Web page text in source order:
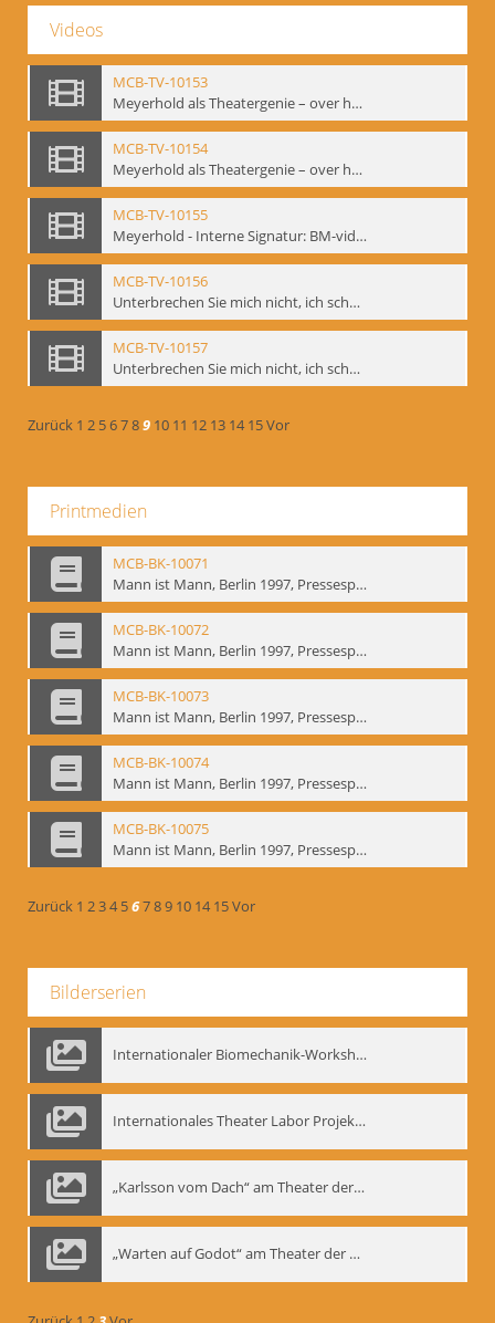
Videos
MCB-TV-10153
Meyerhold als Theatergenie – over het mechanik van de acteursexpressie, Ausschnitt 4 - Interne Signatur: BM-vid-108_A4
MCB-TV-10154
Meyerhold als Theatergenie – over het mechanik van de acteursexpressie, Ausschnitt 5 - Interne Signatur: BM-vid-108_A5
MCB-TV-10155
Meyerhold - Interne Signatur: BM-vid-116
MCB-TV-10156
Unterbrechen Sie mich nicht, ich schweige!, Berlin 2006 - Interne Signatur: BM-vid-126
MCB-TV-10157
Unterbrechen Sie mich nicht, ich schweige!, Berlin 2006 - Interne Signatur: BM-vid-127
Zurück 1 2 56789 10 11 12 13 14 15Vor
Printmedien
MCB-BK-10071
Mann ist Mann, Berlin 1997, Pressespiegel - interne Signatur: BM-prt-262-19
MCB-BK-10072
Mann ist Mann, Berlin 1997, Pressespiegel - interne Signatur: BM-prt-262-20
MCB-BK-10073
Mann ist Mann, Berlin 1997, Pressespiegel - interne Signatur: BM-prt-262-21
MCB-BK-10074
Mann ist Mann, Berlin 1997, Pressespiegel - interne Signatur: BM-prt-262-22
MCB-BK-10075
Mann ist Mann, Berlin 1997, Pressespiegel - interne Signatur: BM-prt-262-23
Zurück 1 234 56789 10 14 15Vor
Bilderserien
Internationaler Biomechanik-Workshop, Moskau 1993
Internationales Theater Labor Projekt: Play Don Juan
„Karlsson vom Dach“ am Theater der Satire, Moskau 1985
„Warten auf Godot“ am Theater der Saire, Moskau 1980er